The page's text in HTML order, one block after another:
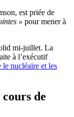
est priée de
» pour mener à
mi-juillet. La
à l’exécutif
le nucléaire et les
de